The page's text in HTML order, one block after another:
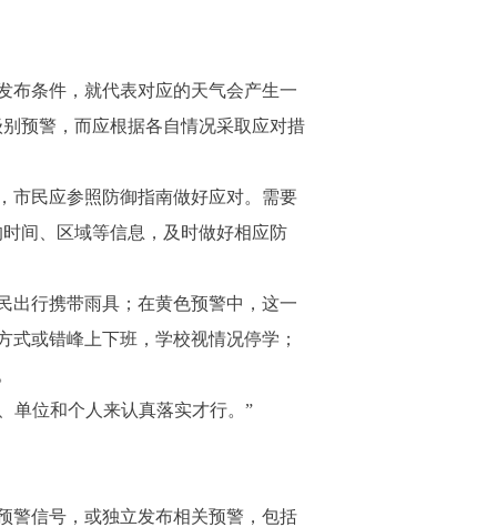
条件，就代表对应的天气会产生一
预警，而应根据各自情况采取应对措
民应参照防御指南做好应对。需要
间、区域等信息，及时做好相应防
行携带雨具；在黄色预警中，这一
或错峰上下班，学校视情况停学；
位和个人来认真落实才行。”
信号，或独立发布相关预警，包括